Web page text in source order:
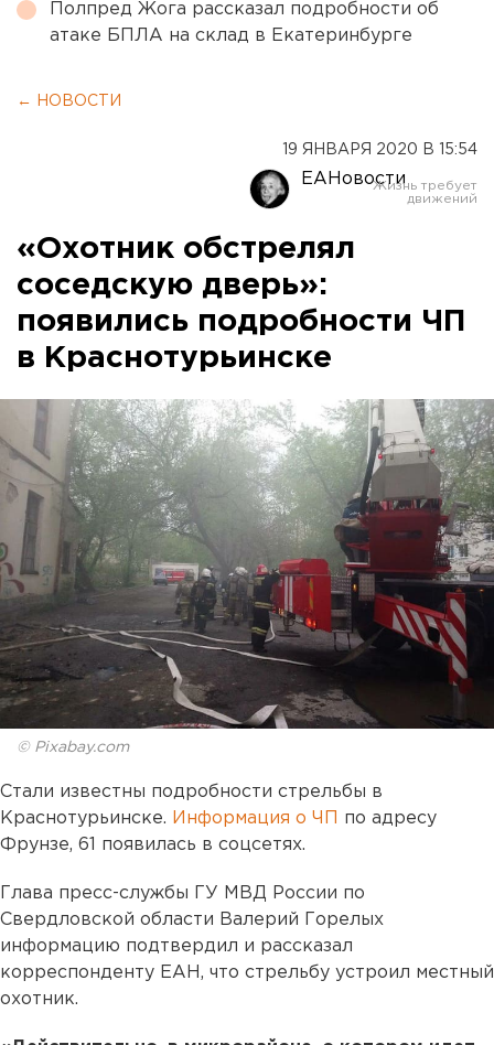
Полпред Жога рассказал подробности об
атаке БПЛА на склад в Екатеринбурге
← НОВОСТИ
19 ЯНВАРЯ 2020 В 15:54
ЕАНовости
«Охотник обстрелял
соседскую дверь»:
появились подробности ЧП
в Краснотурьинске
© Pixabay.com
Стали известны подробности стрельбы в
Краснотурьинске. Информация о ЧП
по адресу
Фрунзе, 61 появилась в соцсетях.
Глава пресс-службы ГУ МВД России по
Свердловской области Валерий Горелых
информацию подтвердил и рассказал
корреспонденту ЕАН, что стрельбу устроил местный
охотник.